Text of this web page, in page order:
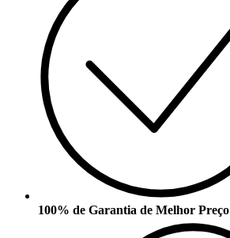
100% de Garantia de Melhor Preço